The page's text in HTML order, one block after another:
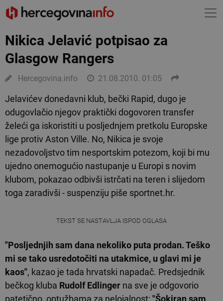
Nikica Jelavić potpisao za
Glasgow Rangers
Hercegovina.info 21.08.2010. 01:05
Jelavićev donedavni klub, bečki Rapid, dugo je
odugovlačio njegov praktički dogovoren transfer
želeći ga iskoristiti u posljednjem pretkolu Europske
lige protiv Aston Ville. No, Nikica je svoje
nezadovoljstvo tim nesportskim potezom, koji bi mu
ujedno onemogućio nastupanje u Europi s novim
klubom, pokazao odbivši istrčati na teren i slijedom
toga zaradivši - suspenziju piše sportnet.hr.
TEKST SE NASTAVLJA ISPOD OGLASA
"Posljednjih sam dana nekoliko puta prodan. Teško
mi se tako usredotočiti na utakmice, u glavi mi je
kaos", kazao je tada hrvatski napadač. Predsjednik
bečkog kluba Rudolf Edlinger na sve je odgovorio
patetično, optužbama za nelojalnost: "Šokiran sam,